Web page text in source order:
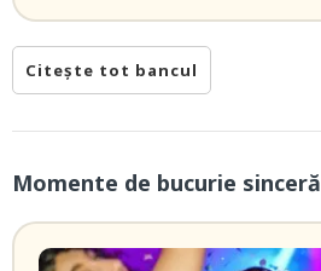
Citește tot bancul
Momente de bucurie sinceră